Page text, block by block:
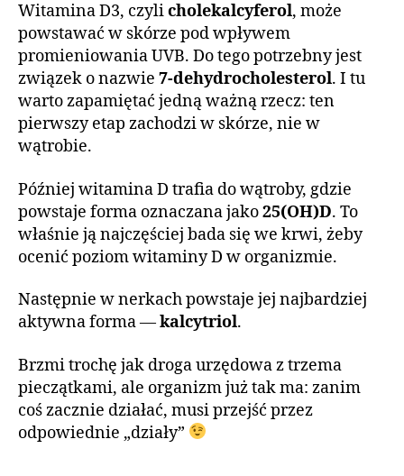
Witamina D3, czylicholekalcyferol, może
powstawać w skórze pod wpływem
promieniowania UVB. Do tego potrzebny jest
związek o nazwie 7-dehydrocholesterol. I tu
warto zapamiętać jedną ważną rzecz: ten
pierwszy etap zachodzi w skórze, nie w
wątrobie.
Później witamina D trafia do wątroby, gdzie
powstaje forma oznaczana jako25(OH)D. To
właśnie ją najczęściej bada się we krwi, żeby
ocenić poziom witaminy D w organizmie.
Następnie w nerkach powstaje jej najbardziej
aktywna forma —kalcytriol.
Brzmi trochę jak droga urzędowa z trzema
pieczątkami, ale organizm już tak ma: zanim
coś zacznie działać, musi przejść przez
odpowiednie „działy”